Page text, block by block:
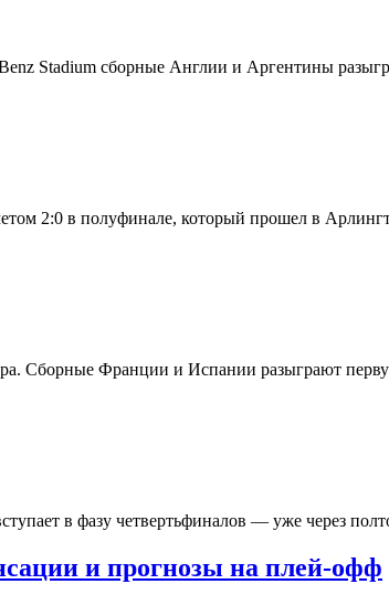
Stadium сборные Англии и Аргентины
2:0 в полуфинале, который прошел в
Сборные Франции и Испании разыграют
в фазу четвертьфиналов — уже через
и прогнозы на плей-офф